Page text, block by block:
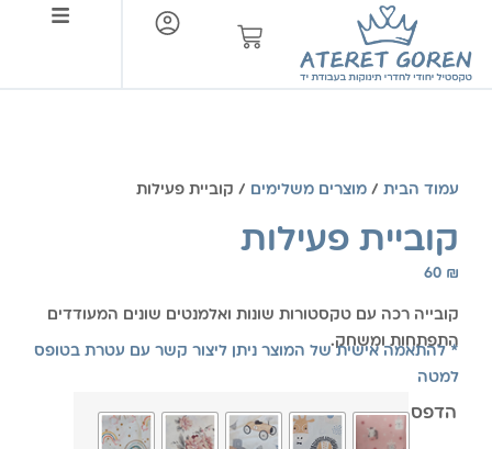
עמוד הבית / מוצרים משלימים / קוביית פעילות
קוביית פעילות
60 ₪
קובייה רכה עם טקסטורות שונות ואלמנטים שונים המעודדים
התפתחות ומשחק.
* להתאמה אישית של המוצר ניתן ליצור קשר עם עטרת בטופס
למטה
הדפס